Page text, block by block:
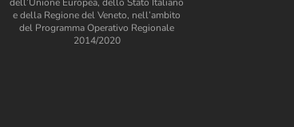
dell’Unione Europea, dello Stato Italiano
e della Regione del Veneto, nell’ambito
del Programma Operativo Regionale
2014/2020